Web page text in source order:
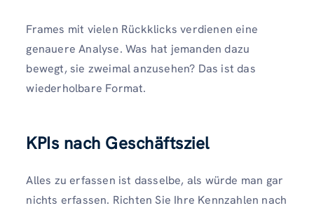
Frames mit vielen Rückklicks verdienen eine
genauere Analyse. Was hat jemanden dazu
bewegt, sie zweimal anzusehen? Das ist das
wiederholbare Format.
KPIs nach Geschäftsziel
Alles zu erfassen ist dasselbe, als würde man gar
nichts erfassen. Richten Sie Ihre Kennzahlen nach